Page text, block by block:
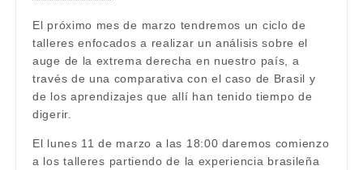
El próximo mes de marzo tendremos un ciclo de
talleres enfocados a realizar un análisis sobre el
auge de la extrema derecha en nuestro país, a
través de una comparativa con el caso de Brasil y
de los aprendizajes que allí han tenido tiempo de
digerir.
El lunes 11 de marzo a las 18:00 daremos comienzo
a los talleres partiendo de la experiencia brasileña